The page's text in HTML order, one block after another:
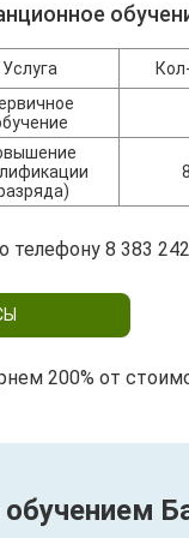
Услуга
телефону 8 383
200% от